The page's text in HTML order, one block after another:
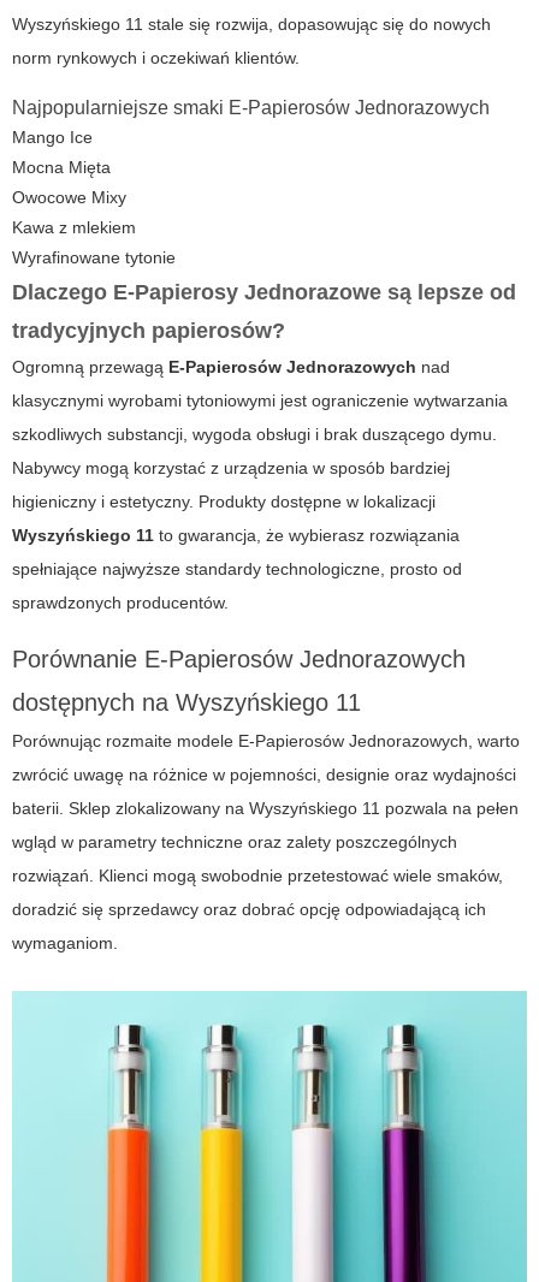
Wyszyńskiego 11 stale się rozwija, dopasowując się do nowych
norm rynkowych i oczekiwań klientów.
Najpopularniejsze smaki E-Papierosów Jednorazowych
Mango Ice
Mocna Mięta
Owocowe Mixy
Kawa z mlekiem
Wyrafinowane tytonie
Dlaczego E-Papierosy Jednorazowe są lepsze od
tradycyjnych papierosów?
Ogromną przewagą E-Papierosów Jednorazowych nad
klasycznymi wyrobami tytoniowymi jest ograniczenie wytwarzania
szkodliwych substancji, wygoda obsługi i brak duszącego dymu.
Nabywcy mogą korzystać z urządzenia w sposób bardziej
higieniczny i estetyczny. Produkty dostępne w lokalizacji
Wyszyńskiego 11 to gwarancja, że wybierasz rozwiązania
spełniające najwyższe standardy technologiczne, prosto od
sprawdzonych producentów.
Porównanie E-Papierosów Jednorazowych
dostępnych na Wyszyńskiego 11
Porównując rozmaite modele E-Papierosów Jednorazowych, warto
zwrócić uwagę na różnice w pojemności, designie oraz wydajności
baterii. Sklep zlokalizowany na Wyszyńskiego 11 pozwala na pełen
wgląd w parametry techniczne oraz zalety poszczególnych
rozwiązań. Klienci mogą swobodnie przetestować wiele smaków,
doradzić się sprzedawcy oraz dobrać opcję odpowiadającą ich
wymaganiom.